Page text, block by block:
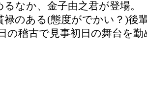
るなか、金子由之君が登場。
禄のある(態度がでかい？)後
の稽古で見事初日の舞台を